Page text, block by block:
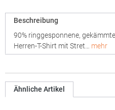
Beschreibung
90% ringgesponnene,
Herren-T-Shirt mit Stret… mehr
Ähnliche Artikel